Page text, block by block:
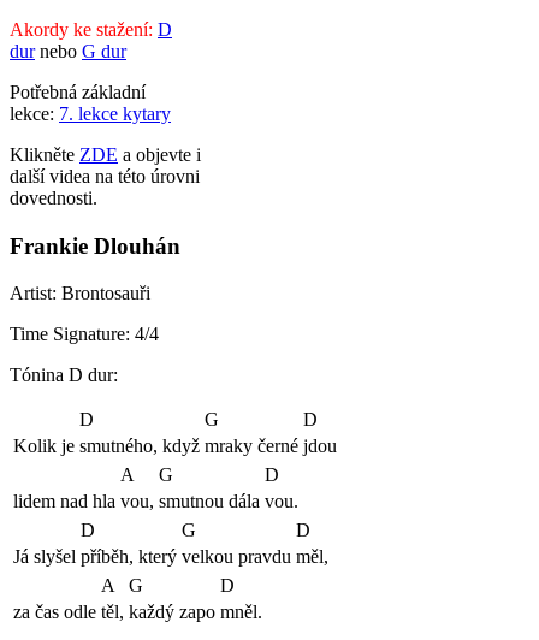
Akordy ke stažení: D
durnebo G dur
Potřebná základní
lekce: 7. lekce kytary
Klikněte ZDE a objevte i
další videa na této úrovni
dovednosti.
Frankie Dlouhán
Artist: Brontosauři
Time Signature: 4/4
Tónina D dur:
D G
D
Kolik je smutného, když mraky černé jdou
A
G
D
lidem nad hla vou, smutnou dála vou.
D
G
D
Já slyšel příběh, který velkou pravdu měl,
A
G
D
za čas odle těl, každý zapo mněl.